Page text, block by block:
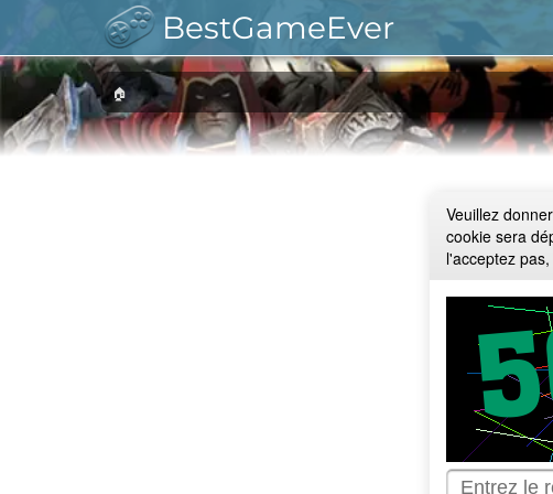
BestGameEver
🏠
Veuillez
cookie sera
l'acceptez